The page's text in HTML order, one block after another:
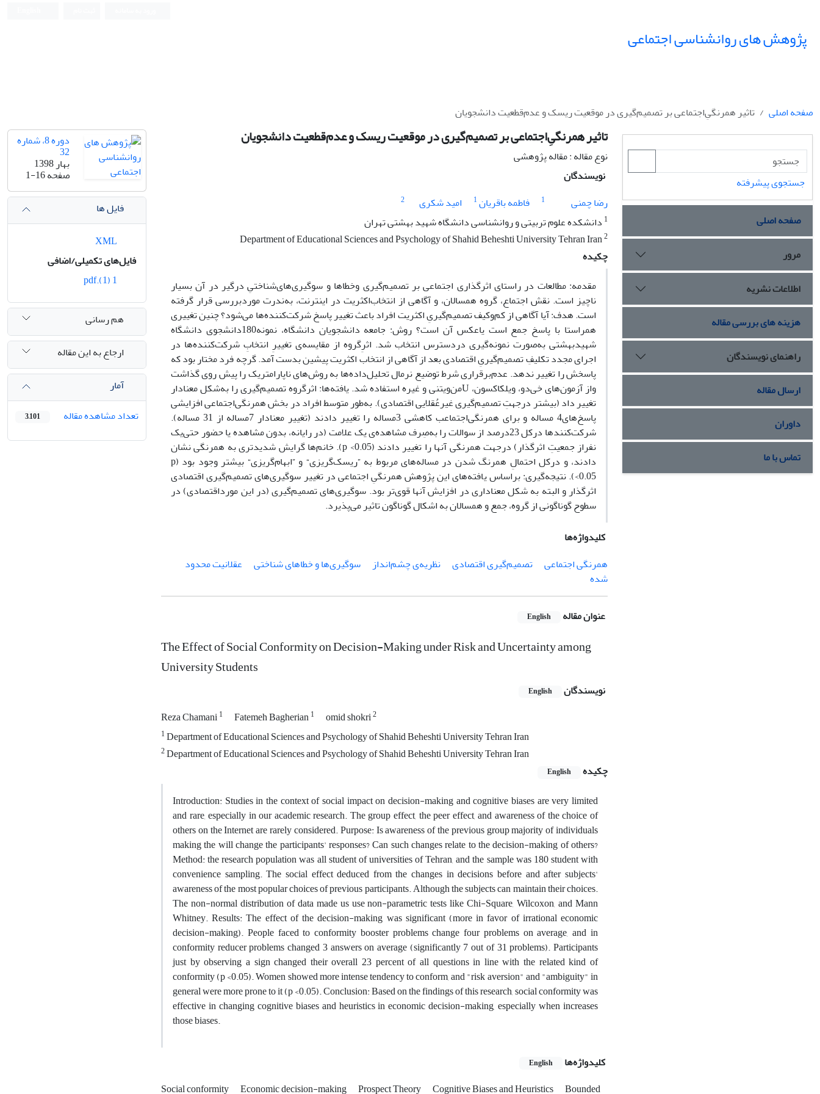
پژوهش های روانشناسی اجتماعی
صفحه اصلی تاثیر همرنگیِ‌اجتماعی بر تصمیم‌گیری در موقعیت ریسک و عدم‌قطعیت دانشجویان
تاثیر همرنگیِ‌اجتماعی بر تصمیم‌گیری در موقعیت ریسک و عدم‌قطعیت دانشجویان
نوع مقاله : مقاله پژوهشی
نویسندگان
رضا چمنی
1 فاطمه باقریان1 امید شکری
2
1 دانشکده علوم تربیتی و روانشناسی دانشگاه شهید بهشتی تهران
2
چکیده
مقدمه: مطالعات در راستای اثرگذاری اجتماعی بر تصمیم‌گیری وخطاها و سوگیری‌های‌شناختیِ درگیر در آن بسیار
ناچیز است. نقش اجتماع، گروه همسالان، و آگاهی از انتخاب‌اکثریت در اینترنت، به‌ندرت مورد‌بررسی قرار گرفته
است. هدف: آیا آگاهی از کم‌و‌کیف تصمیم‌گیریِ اکثریت افراد باعث تغییر پاسخ شرکت‌کننده‌ها می‌شود؟ چنین تغییری
همراستا با پاسخ جمع است یاعکس آن است؟ روش: جامعه دانشجویان دانشگاه‌، نمونه‌‌180دانشجوی دانشگاه
شهیدبهشتی به‌صورت نمونه‌گیری دردسترس انتخاب شد. اثرِگروه از مقایسه‌ی تغییرِ انتخابِ شرکت‌کننده‌ها در
اجرای مجدد تکلیفِ تصمیم‌گیریِ اقتصادی بعد از آگاهی از انتخاب اکثریت پیشین بدست آمد. گرچه فرد مختار بود که
پاسخش را تغییر ندهد. عدم‌برقراری شرط توضیع نرمال تحلیل‌داده‌ها به روش‌های ناپارامتریک را پیش روی گذاشت
واز آزمون‌های خی‌دو، ویلکاکسون، Uمن‌ویتنی و غیره استفاده شد. یافته‌ها: اثرگروه تصمیم‌گیری را به‌شکل معنادار
تغییر داد (بیشتر درجهتِ تصمیم‌گیری غیرعُقلایی اقتصادی). به‌طور متوسط افراد در بخش همرنگی‌اجتماعی افزایشی
پاسخ‌های4 مساله و برای همرنگی‌اجتماعب کاهشی 3مساله را تغییر دادند (تغییر معنادار 7مساله از 31 مساله).
شرکت‌کنند‌ها درکل 23درصد از سوالات را به‌صِرف مشاهده‌‎ی یک علامت (در رایانه، بدون مشاهده یا حضور حتی‌یک
نفراز جمعیتِ اثرگذار) درجهت همرنگی آنها را تغییر دادند (p <0.05). خانم‌ها گرایش شدیدتری به همرنگی نشان
دادند، و درکل احتمالِ همرنگ شدن در مساله‌های مربوط به ”ریسک‌گریزی“ و ”ابهام‌گریزی“ بیشتر وجود بود (p
<0.05). نتیجه‌گیری: براساس یافته‌های این پژوهش همرنگیِ اجتماعی در تغییر سوگیری‌های تصمیم‌گیری اقتصادی
اثرگذار و البته به شکل معناداری در افزایش آنها قوی‌تر بود. سوگیری‌های تصمیم‌گیری (در این مورداقتصادی) در
سطوح گوناگونی از گروه، جمع و همسالان به اشکال گوناگون تاثیر می‌پذیرد.
کلیدواژه‌ها
همرنگی اجتماعی
تصمیم‌گیری اقتصادی نظریه‌ی چشم‌انداز سوگیری‌ها و خطاهای شناختی
عقلانیت محدود
شده
عنوان مقاله English
The Effect of Social Conformity on Decision-Making under Risk and Uncertainty among
University Students
نویسندگان English
Reza Chamani1 Fatemeh Bagherian1 omid shokri2
1Department of Educational Sciences and Psychology of Shahid Beheshti University Tehran Iran
2Department of Educational Sciences and Psychology of Shahid Beheshti University Tehran Iran
چکیده
English
Introduction: Studies in the context of social impact on decision-making and cognitive biases are very limited
and rare, especially in our academic research. The group effect, the peer effect, and awareness of the choice of
others on the Internet are rarely considered. Purpose: Is awareness of the previous group majority of individuals
making the will change the participants' responses? Can such changes relate to the decision-making of others?
Method: the research population was all student of universities of Tehran, and the sample was 180 student with
convenience sampling. The social effect deduced from the changes in decisions before and after subjects'
awareness of the most popular choices of previous participants. Although the subjects can maintain their choices.
The non-normal distribution of data made us use non-parametric tests like Chi-Square, Wilcoxon, and Mann
Whitney. Results: The effect of the decision-making was significant (more in favor of irrational economic
decision-making). People faced to conformity booster problems change four problems on average, and in
conformity reducer problems changed 3 answers on average (significantly 7 out of 31 problems). Participants
just by observing a sign changed their overall 23 percent of all questions in line with the related kind of
conformity (p <0.05). Women showed more intense tendency to conform, and "risk aversion" and "ambiguity" in
general were more prone to it (p <0.05). Conclusion: Based on the findings of this research, social conformity was
effective in changing cognitive biases and heuristics in economic decision-making, especially when increases
those biases.
کلیدواژه‌ها English
Social conformity Economic decision-making Prospect Theory Cognitive Biases and Heuristics Bounded
دوره 8، شماره
32
بهار 1398
صفحه1-16
فایل ها
فایل‌های تکمیلی/اضافی
هم رسانی
ارجاع به این مقاله
آمار
تعداد مشاهده مقاله
3,101
جستجوی پیشرفته
صفحه اصلی
مرور
اطلاعات نشریه
هزینه های بررسی مقاله
راهنمای نویسندگان
ارسال مقاله
داوران
تماس با ما